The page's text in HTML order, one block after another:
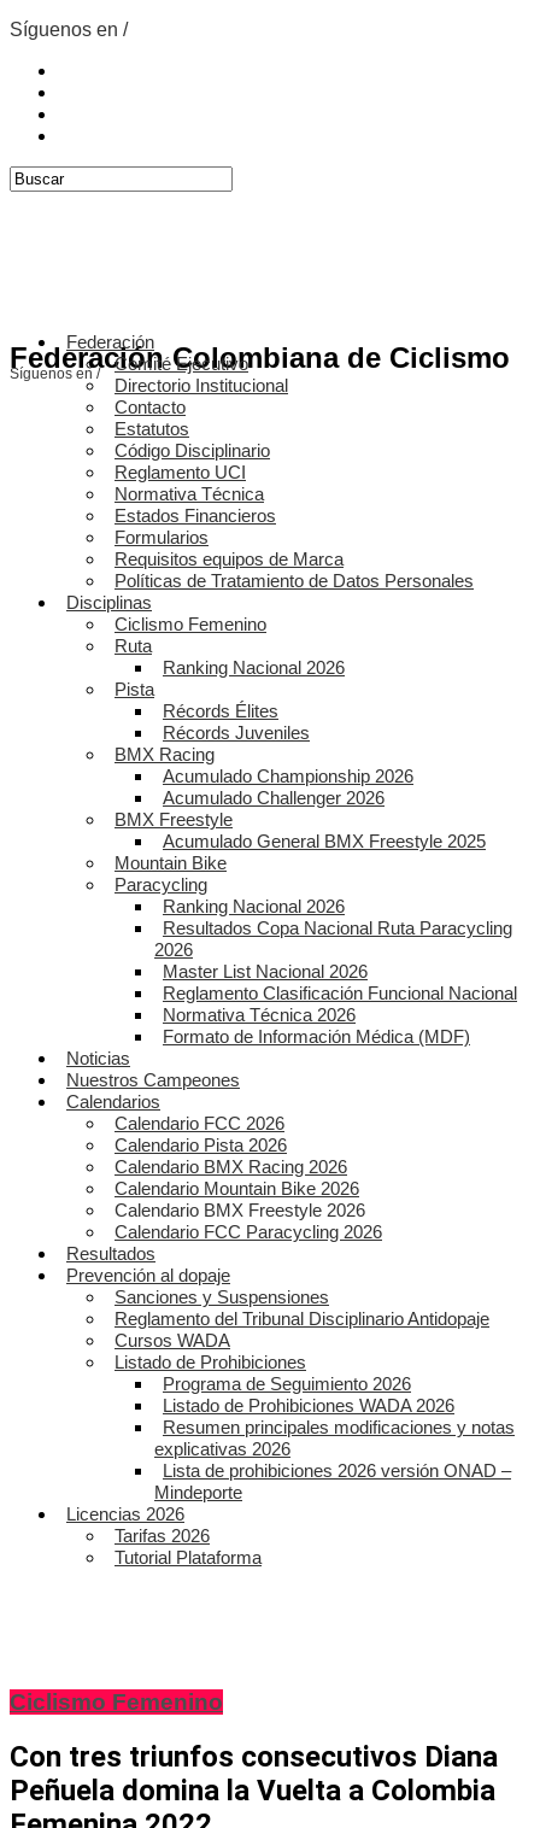
Síguenos en /
Federación Colombiana de Ciclismo
Síguenos en /
Federación
Comité Ejecutivo
Directorio Institucional
Contacto
Estatutos
Código Disciplinario
Reglamento UCI
Normativa Técnica
Estados Financieros
Formularios
Requisitos equipos de Marca
Políticas de Tratamiento de Datos Personales
Disciplinas
Ciclismo Femenino
Ruta
Ranking Nacional 2026
Pista
Récords Élites
Récords Juveniles
BMX Racing
Acumulado Championship 2026
Acumulado Challenger 2026
BMX Freestyle
Acumulado General BMX Freestyle 2025
Mountain Bike
Paracycling
Ranking Nacional 2026
Resultados Copa Nacional Ruta Paracycling
2026
Master List Nacional 2026
Reglamento Clasificación Funcional Nacional
Normativa Técnica 2026
Formato de Información Médica (MDF)
Noticias
Nuestros Campeones
Calendarios
Calendario FCC 2026
Calendario Pista 2026
Calendario BMX Racing 2026
Calendario Mountain Bike 2026
Calendario BMX Freestyle 2026
Calendario FCC Paracycling 2026
Resultados
Prevención al dopaje
Sanciones y Suspensiones
Reglamento del Tribunal Disciplinario Antidopaje
Cursos WADA
Listado de Prohibiciones
Programa de Seguimiento 2026
Listado de Prohibiciones WADA 2026
Resumen principales modificaciones y notas
explicativas 2026
Lista de prohibiciones 2026 versión ONAD –
Mindeporte
Licencias 2026
Tarifas 2026
Tutorial Plataforma
Ciclismo Femenino
Con tres triunfos consecutivos Diana
Peñuela domina la Vuelta a Colombia